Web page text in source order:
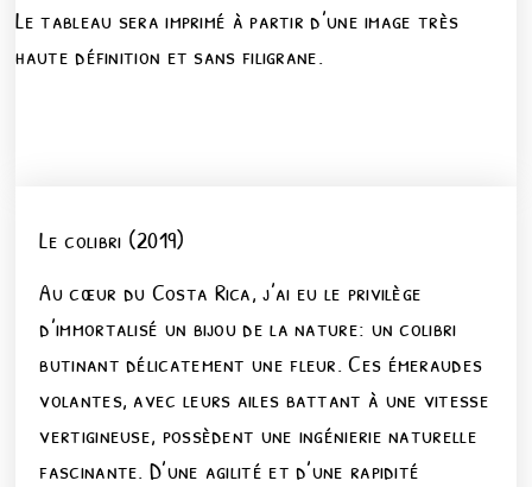
Le tableau sera imprimé à partir d’une image très
haute définition et sans filigrane.
Le colibri (2019)
Au cœur du Costa Rica, j’ai eu le privilège
d’immortalisé un bijou de la nature: un colibri
butinant délicatement une fleur. Ces émeraudes
volantes, avec leurs ailes battant à une vitesse
vertigineuse, possèdent une ingénierie naturelle
fascinante. D’une agilité et d’une rapidité